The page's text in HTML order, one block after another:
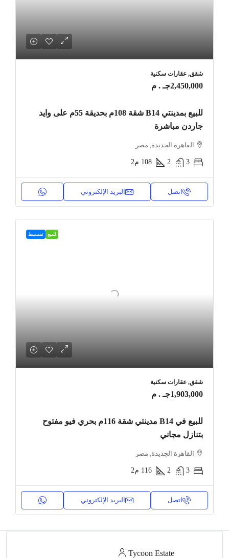
شقق, عقارات سكنية
2,450,000جـ . م
للبيع بمدينتي B14 شقة 108م بحديقة 55م على وايد
جاردن مباشرة
القاهرة الجديدة, مصر
3
2
108 م2
اتصل البريد الإلكتروني
للبيع تقسيط
شقق, عقارات سكنية
1,903,000جـ . م
للبيع في B14 مدينتي شقة 116م بحري فيو مفتوح
بتنازل مجاني
القاهرة الجديدة, مصر
3
2
116 م2
اتصل البريد الإلكتروني
Tycoon Estate